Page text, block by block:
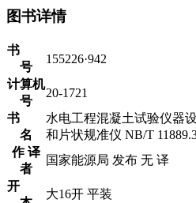
图书详情
书
号
155226·942
计算机
号
20-1721
书
名
水电工程混凝土试验仪器
和片状规准仪 NB/T
作 译
者
国家能源局 发布 无 译
开
大16开 平装